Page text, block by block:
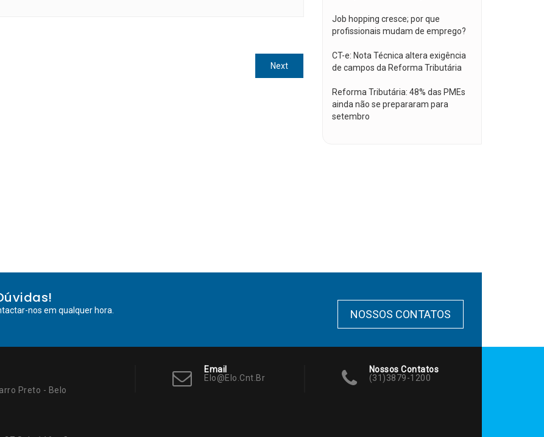
NextNext
post:
Job hopping cresce; por que
profissionais mudam de emprego?
CT-e: Nota Técnica altera exigência
de campos da Reforma Tributária
Reforma Tributária: 48% das PMEs
ainda não se prepararam para
setembro
nos em qualquer hora. NOSSOS CONTATOS
Preto - Belo
Email
Elo@elo.cnt.br
Nossos Contatos
(31)3879-1200